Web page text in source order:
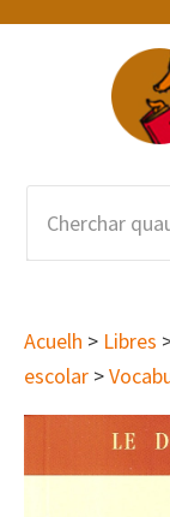
Skip
Skip
Skip
Acuelh > Libres
escolar >